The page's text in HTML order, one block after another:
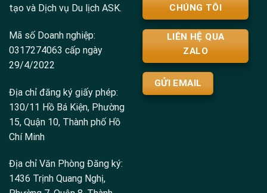
tạo và Dịch vụ Du lịch ASK.
Mã số Doanh nghiệp:
0317274063 cấp ngày
29/4/2022
Địa chỉ đăng ký giấy phép:
130/11 Hồ Bá Kiện, Phường
15, Quận 10, Thành phố Hồ
Chí Minh
Địa chỉ Văn Phòng Đăng ký:
1436 Trịnh Quang Nghị,
CHÚNG TÔI
LIÊN HỆ QUA
ZALO
GỬI EMAIL